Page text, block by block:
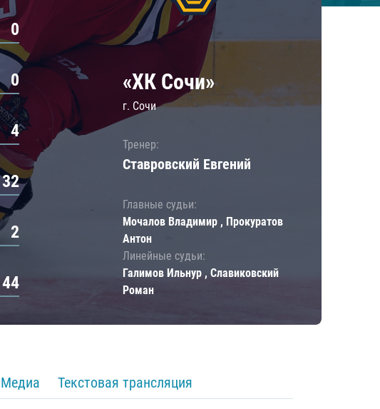
0
0
4
32
2
44
«ХК Сочи»
г. Сочи
Тренер:
Ставровский Евгений
Главные судьи:
Мочалов Владимир , Прокуратов
Антон
Линейные судьи:
Галимов Ильнур , Славиковский
Роман
Медиа Текстовая трансляция